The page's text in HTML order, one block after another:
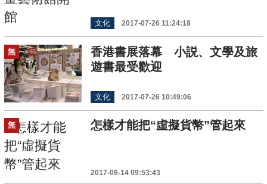
文化 2017-07-26 11:24:18
無
香港書展落幕 小説、文學及旅
遊書最受歡迎
文化 2017-07-26 10:49:06
無 怎樣才能把“虛擬貨幣”管起來
2017-06-14 09:53:43